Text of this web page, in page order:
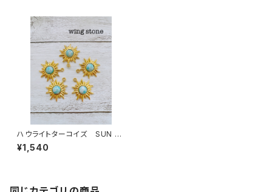
ハウライトターコイズ SUN 1
カン
¥1,540